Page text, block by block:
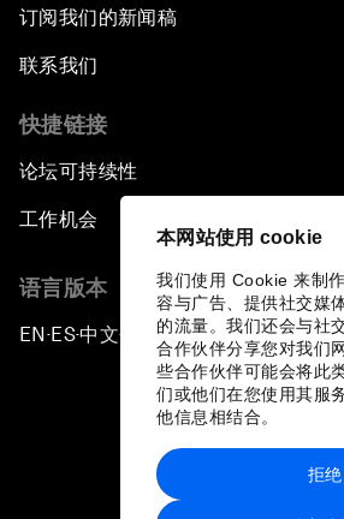
本网站使用 cookie
我们使用 Cookie 来制
容与广告、提供社交媒
的流量。我们还会与社
合作伙伴分享您对我们
些合作伙伴可能会将此
们或他们在您使用其服
他信息相结合。
拒绝
订阅我们的新闻稿
联系我们
快捷链接
论坛可持续性
工作机会
语言版本
EN ▪ES▪中文▪ 日本語